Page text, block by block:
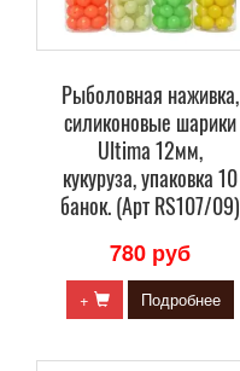
Рыболовная наживка,
силиконовые шарики
Ultima 12мм,
кукуруза, упаковка 10
банок. (Арт RS107/09)
780 руб
+ Подробнее